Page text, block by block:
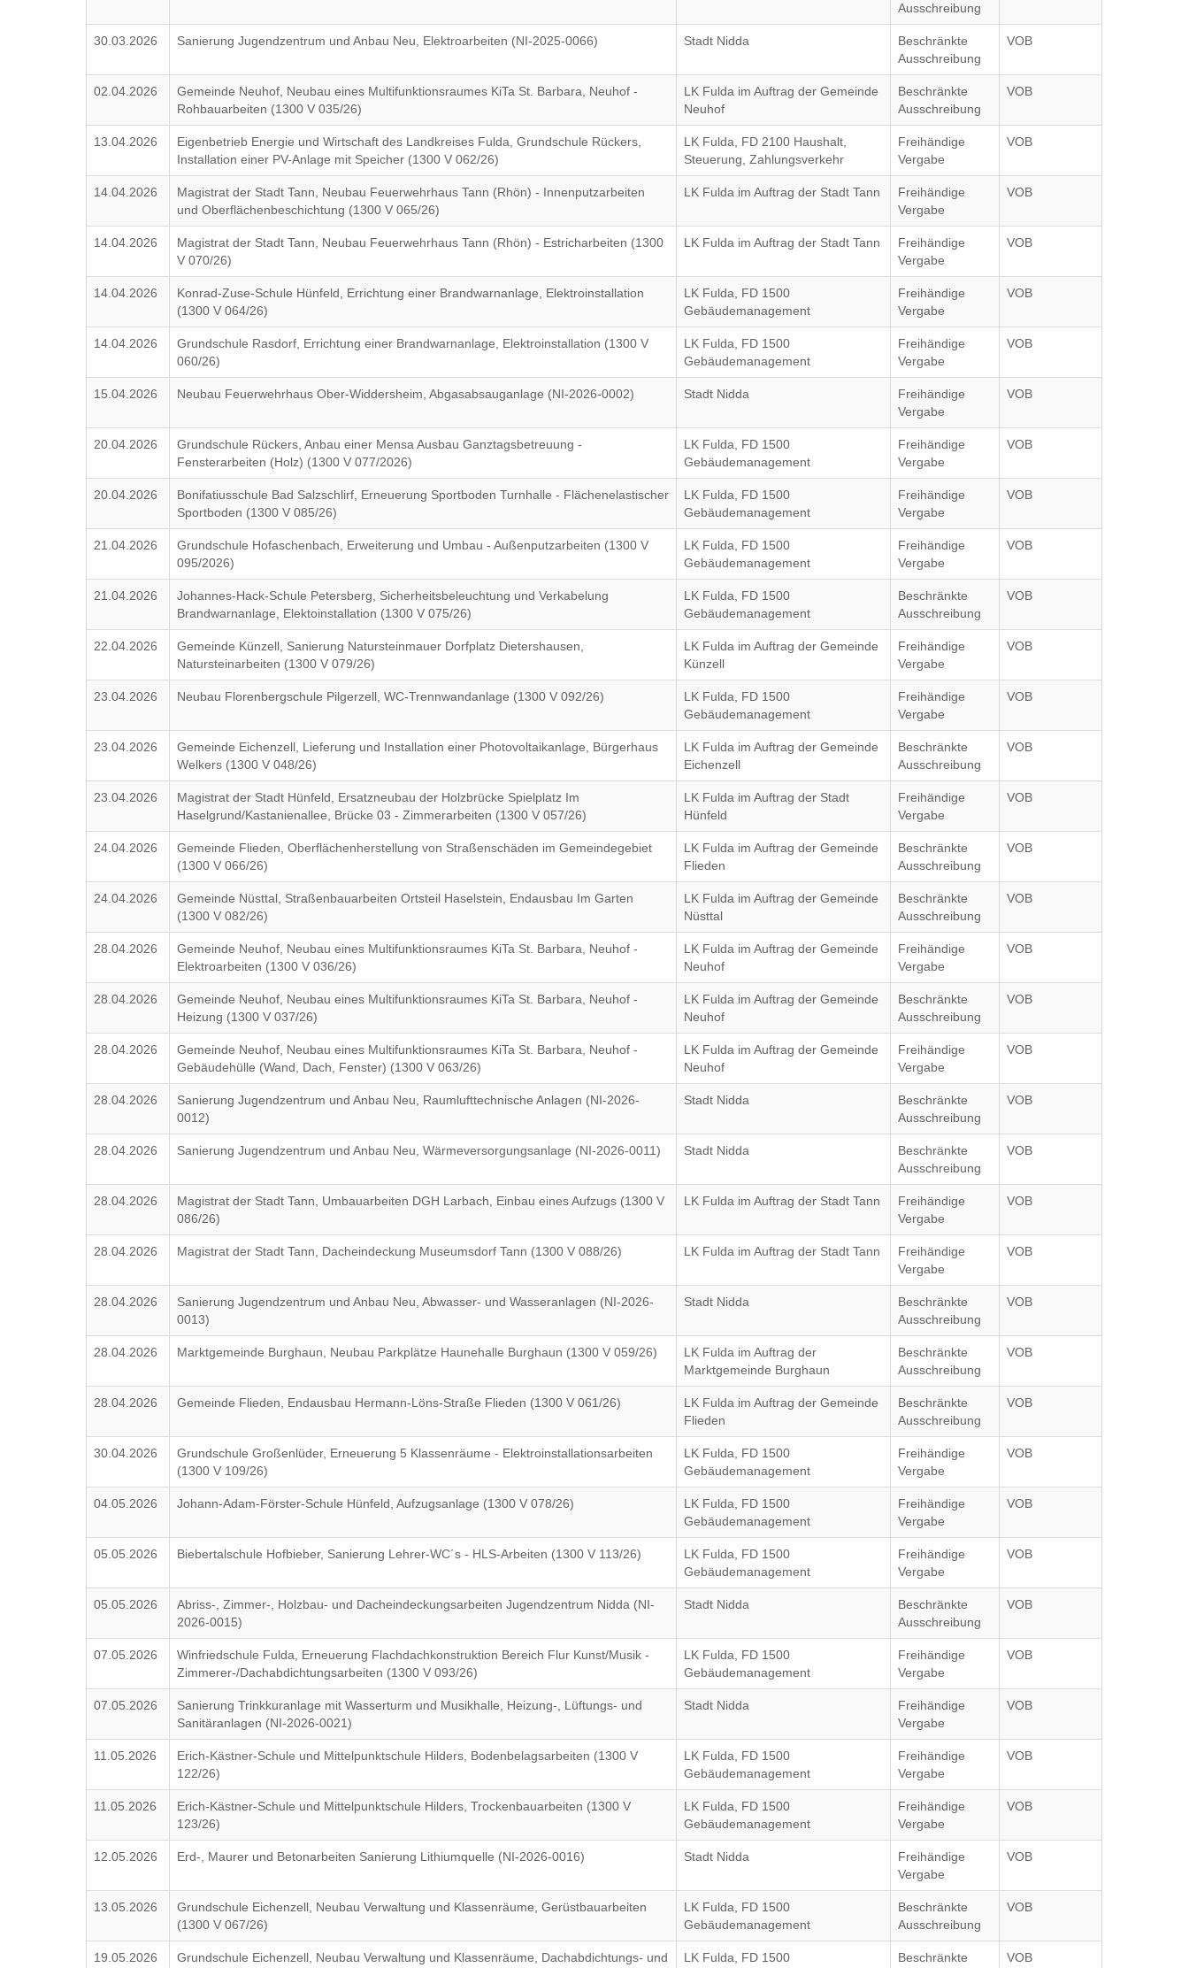
Ausschreibung
30.03.2026 Sanierung Jugendzentrum und Anbau Neu, Elektroarbeiten (NI-2025-0066) Stadt Nidda
Beschränkte
Ausschreibung
VOB
02.04.2026
Gemeinde Neuhof, Neubau eines Multifunktionsraumes KiTa St. Barbara, Neuhof -
Rohbauarbeiten (1300 V 035/26)
LK Fulda im Auftrag der Gemeinde
Neuhof
Beschränkte
Ausschreibung
VOB
13.04.2026
Eigenbetrieb Energie und Wirtschaft des Landkreises Fulda, Grundschule Rückers,
Installation einer PV-Anlage mit Speicher (1300 V 062/26)
LK Fulda, FD 2100 Haushalt,
Steuerung, Zahlungsverkehr
Freihändige
Vergabe
VOB
14.04.2026
Magistrat der Stadt Tann, Neubau Feuerwehrhaus Tann (Rhön) - Innenputzarbeiten
und Oberflächenbeschichtung (1300 V 065/26)
LK Fulda im Auftrag der Stadt Tann
Freihändige
Vergabe
VOB
14.04.2026
Magistrat der Stadt Tann, Neubau Feuerwehrhaus Tann (Rhön) - Estricharbeiten (1300
V 070/26)
LK Fulda im Auftrag der Stadt Tann
Freihändige
Vergabe
VOB
14.04.2026
Konrad-Zuse-Schule Hünfeld, Errichtung einer Brandwarnanlage, Elektroinstallation
(1300 V 064/26)
LK Fulda, FD 1500
Gebäudemanagement
Freihändige
Vergabe
VOB
14.04.2026
Grundschule Rasdorf, Errichtung einer Brandwarnanlage, Elektroinstallation (1300 V
060/26)
LK Fulda, FD 1500
Gebäudemanagement
Freihändige
Vergabe
VOB
15.04.2026 Neubau Feuerwehrhaus Ober-Widdersheim, Abgasabsauganlage (NI-2026-0002) Stadt Nidda
Freihändige
Vergabe
VOB
20.04.2026
Grundschule Rückers, Anbau einer Mensa Ausbau Ganztagsbetreuung -
Fensterarbeiten (Holz) (1300 V 077/2026)
LK Fulda, FD 1500
Gebäudemanagement
Freihändige
Vergabe
VOB
20.04.2026
Bonifatiusschule Bad Salzschlirf, Erneuerung Sportboden Turnhalle - Flächenelastischer
Sportboden (1300 V 085/26)
LK Fulda, FD 1500
Gebäudemanagement
Freihändige
Vergabe
VOB
21.04.2026
Grundschule Hofaschenbach, Erweiterung und Umbau - Außenputzarbeiten (1300 V
095/2026)
LK Fulda, FD 1500
Gebäudemanagement
Freihändige
Vergabe
VOB
21.04.2026
Johannes-Hack-Schule Petersberg, Sicherheitsbeleuchtung und Verkabelung
Brandwarnanlage, Elektoinstallation (1300 V 075/26)
LK Fulda, FD 1500
Gebäudemanagement
Beschränkte
Ausschreibung
VOB
22.04.2026
Gemeinde Künzell, Sanierung Natursteinmauer Dorfplatz Dietershausen,
Natursteinarbeiten (1300 V 079/26)
LK Fulda im Auftrag der Gemeinde
Künzell
Freihändige
Vergabe
VOB
23.04.2026 Neubau Florenbergschule Pilgerzell, WC-Trennwandanlage (1300 V 092/26)
LK Fulda, FD 1500
Gebäudemanagement
Freihändige
Vergabe
VOB
23.04.2026
Gemeinde Eichenzell, Lieferung und Installation einer Photovoltaikanlage, Bürgerhaus
Welkers (1300 V 048/26)
LK Fulda im Auftrag der Gemeinde
Eichenzell
Beschränkte
Ausschreibung
VOB
23.04.2026
Magistrat der Stadt Hünfeld, Ersatzneubau der Holzbrücke Spielplatz Im
Haselgrund/Kastanienallee, Brücke 03 - Zimmerarbeiten (1300 V 057/26)
LK Fulda im Auftrag der Stadt
Hünfeld
Freihändige
Vergabe
VOB
24.04.2026
Gemeinde Flieden, Oberflächenherstellung von Straßenschäden im Gemeindegebiet
(1300 V 066/26)
LK Fulda im Auftrag der Gemeinde
Flieden
Beschränkte
Ausschreibung
VOB
24.04.2026
Gemeinde Nüsttal, Straßenbauarbeiten Ortsteil Haselstein, Endausbau Im Garten
(1300 V 082/26)
LK Fulda im Auftrag der Gemeinde
Nüsttal
Beschränkte
Ausschreibung
VOB
28.04.2026
Gemeinde Neuhof, Neubau eines Multifunktionsraumes KiTa St. Barbara, Neuhof -
Elektroarbeiten (1300 V 036/26)
LK Fulda im Auftrag der Gemeinde
Neuhof
Freihändige
Vergabe
VOB
28.04.2026
Gemeinde Neuhof, Neubau eines Multifunktionsraumes KiTa St. Barbara, Neuhof -
Heizung (1300 V 037/26)
LK Fulda im Auftrag der Gemeinde
Neuhof
Beschränkte
Ausschreibung
VOB
28.04.2026
Gemeinde Neuhof, Neubau eines Multifunktionsraumes KiTa St. Barbara, Neuhof -
Gebäudehülle (Wand, Dach, Fenster) (1300 V 063/26)
LK Fulda im Auftrag der Gemeinde
Neuhof
Freihändige
Vergabe
VOB
28.04.2026
Sanierung Jugendzentrum und Anbau Neu, Raumlufttechnische Anlagen (NI-2026-
0012)
Stadt Nidda
Beschränkte
Ausschreibung
VOB
28.04.2026 Sanierung Jugendzentrum und Anbau Neu, Wärmeversorgungsanlage (NI-2026-0011) Stadt Nidda
Beschränkte
Ausschreibung
VOB
28.04.2026
Magistrat der Stadt Tann, Umbauarbeiten DGH Larbach, Einbau eines Aufzugs (1300 V
086/26)
LK Fulda im Auftrag der Stadt Tann
Freihändige
Vergabe
VOB
28.04.2026 Magistrat der Stadt Tann, Dacheindeckung Museumsdorf Tann (1300 V 088/26) LK Fulda im Auftrag der Stadt Tann
Freihändige
Vergabe
VOB
28.04.2026
Sanierung Jugendzentrum und Anbau Neu, Abwasser- und Wasseranlagen (NI-2026-
0013)
Stadt Nidda
Beschränkte
Ausschreibung
VOB
28.04.2026 Marktgemeinde Burghaun, Neubau Parkplätze Haunehalle Burghaun (1300 V 059/26)
LK Fulda im Auftrag der
Marktgemeinde Burghaun
Beschränkte
Ausschreibung
VOB
28.04.2026 Gemeinde Flieden, Endausbau Hermann-Löns-Straße Flieden (1300 V 061/26)
LK Fulda im Auftrag der Gemeinde
Flieden
Beschränkte
Ausschreibung
VOB
30.04.2026
Grundschule Großenlüder, Erneuerung 5 Klassenräume - Elektroinstallationsarbeiten
(1300 V 109/26)
LK Fulda, FD 1500
Gebäudemanagement
Freihändige
Vergabe
VOB
04.05.2026 Johann-Adam-Förster-Schule Hünfeld, Aufzugsanlage (1300 V 078/26)
LK Fulda, FD 1500
Gebäudemanagement
Freihändige
Vergabe
VOB
05.05.2026 Biebertalschule Hofbieber, Sanierung Lehrer-WC´s - HLS-Arbeiten (1300 V 113/26)
LK Fulda, FD 1500
Gebäudemanagement
Freihändige
Vergabe
VOB
05.05.2026
Abriss-, Zimmer-, Holzbau- und Dacheindeckungsarbeiten Jugendzentrum Nidda (NI-
2026-0015)
Stadt Nidda
Beschränkte
Ausschreibung
VOB
07.05.2026
Winfriedschule Fulda, Erneuerung Flachdachkonstruktion Bereich Flur Kunst/Musik -
Zimmerer-/Dachabdichtungsarbeiten (1300 V 093/26)
LK Fulda, FD 1500
Gebäudemanagement
Freihändige
Vergabe
VOB
07.05.2026
Sanierung Trinkkuranlage mit Wasserturm und Musikhalle, Heizung-, Lüftungs- und
Sanitäranlagen (NI-2026-0021)
Stadt Nidda
Freihändige
Vergabe
VOB
11.05.2026
Erich-Kästner-Schule und Mittelpunktschule Hilders, Bodenbelagsarbeiten (1300 V
122/26)
LK Fulda, FD 1500
Gebäudemanagement
Freihändige
Vergabe
VOB
11.05.2026
Erich-Kästner-Schule und Mittelpunktschule Hilders, Trockenbauarbeiten (1300 V
123/26)
LK Fulda, FD 1500
Gebäudemanagement
Freihändige
Vergabe
VOB
12.05.2026 Erd-, Maurer und Betonarbeiten Sanierung Lithiumquelle (NI-2026-0016) Stadt Nidda
Freihändige
Vergabe
VOB
13.05.2026
Grundschule Eichenzell, Neubau Verwaltung und Klassenräume, Gerüstbauarbeiten
(1300 V 067/26)
LK Fulda, FD 1500
Gebäudemanagement
Beschränkte
Ausschreibung
VOB
19.05.2026 Grundschule Eichenzell, Neubau Verwaltung und Klassenräume, Dachabdichtungs- und LK Fulda, FD 1500 Beschränkte VOB